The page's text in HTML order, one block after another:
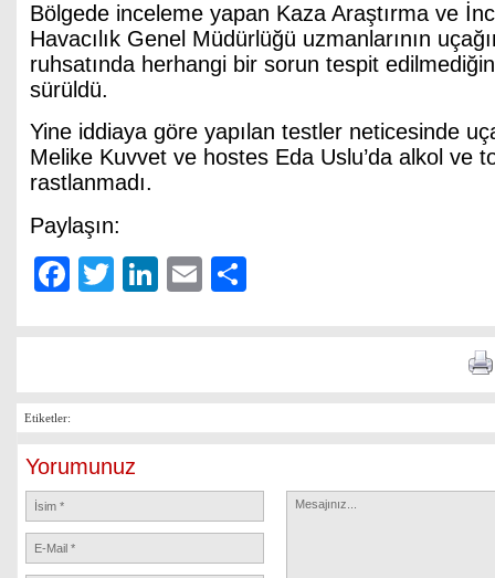
Bölgede inceleme yapan Kaza Araştırma ve
Havacılık Genel Müdürlüğü uzmanlarının
ruhsatında herhangi bir sorun tespit
sürüldü.
Yine iddiaya göre yapılan testler neticesinde
Melike Kuvvet ve hostes Eda Uslu’da alkol ve
rastlanmadı.
Paylaşın:
Facebook
TwitterLinkedIn
Email
Etiketler:
Yorumunuz